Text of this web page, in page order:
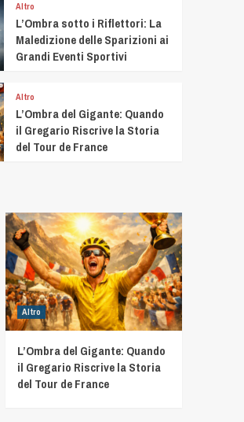
Altro
L’Ombra sotto i Riflettori: La
Maledizione delle Sparizioni ai
Grandi Eventi Sportivi
Altro
L’Ombra del Gigante: Quando
il Gregario Riscrive la Storia
del Tour de France
Altro
L’Ombra del Gigante: Quando
il Gregario Riscrive la Storia
del Tour de France